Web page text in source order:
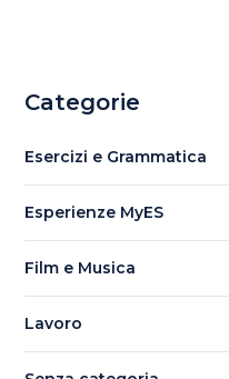
Categorie
Esercizi e Grammatica
Esperienze MyES
Film e Musica
Lavoro